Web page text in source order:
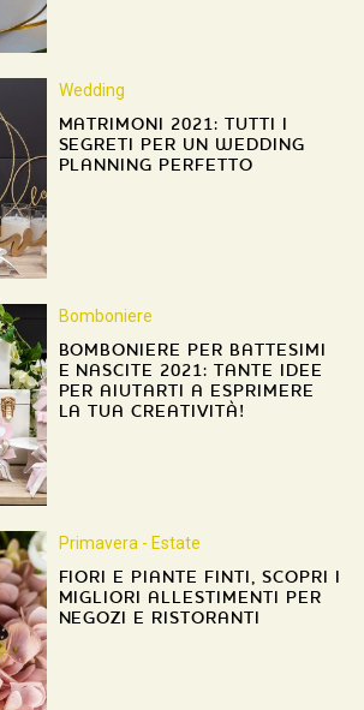
Wedding
MATRIMONI 2021: TUTTI I
SEGRETI PER UN WEDDING
PLANNING PERFETTO
Bomboniere
BOMBONIERE PER BATTESIMI
E NASCITE 2021: TANTE IDEE
PER AIUTARTI A ESPRIMERE
LA TUA CREATIVITÀ!
Primavera - Estate
FIORI E PIANTE FINTI, SCOPRI I
MIGLIORI ALLESTIMENTI PER
NEGOZI E RISTORANTI